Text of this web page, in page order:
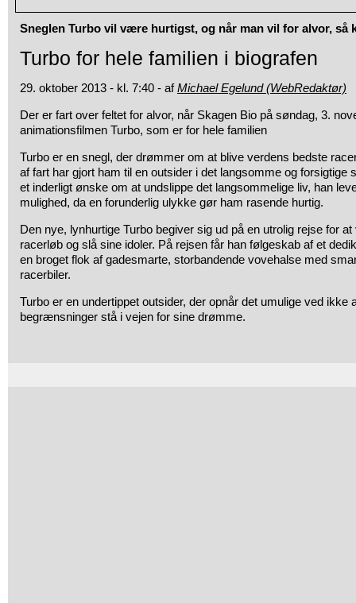
Sneglen Turbo vil være hurtigst, og når man vil for alvor, så
Turbo for hele familien i biografen
29. oktober 2013 - kl. 7:40 - afMichael Egelund (WebRedaktør)
Der er fart over feltet for alvor, når Skagen Bio på søndag, 3.
animationsfilmen Turbo, som er for hele familien
Turbo er en snegl, der drømmer om at blive verdens bedste
af fart har gjort ham til en outsider i det langsomme og forsigtige
et inderligt ønske om at undslippe det langsommelige liv, han
mulighed, da en forunderlig ulykke gør ham rasende hurtig.
Den nye, lynhurtige Turbo begiver sig ud på en utrolig rejse for
racerløb og slå sine idoler. På rejsen får han følgeskab af et
en broget flok af gadesmarte, storbandende vovehalse med
racerbiler.
Turbo er en undertippet outsider, der opnår det umulige ved ikke
begrænsninger stå i vejen for sine drømme.